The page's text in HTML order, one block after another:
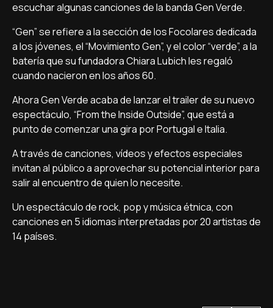
escuchar algunas canciones de la banda Gen Verde.
“Gen” se refiere a la sección de los Focolares dedicada
a los jóvenes, el “Movimiento Gen”, y el color “verde”, a la
batería que su fundadora Chiara Lubich les regaló
cuando nacieron en los años 60.
Ahora Gen Verde acaba de lanzar el trailer de su nuevo
espectáculo, “From the Inside Outside”, que está a
punto de comenzar una gira por Portugal e Italia.
A través de canciones, vídeos y efectos especiales
invitan al público a aprovechar su potencial interior para
salir al encuentro de quien lo necesite.
Un espectáculo de rock, pop y música étnica, con
canciones en 5 idiomas interpretadas por 20 artistas de
14 países.